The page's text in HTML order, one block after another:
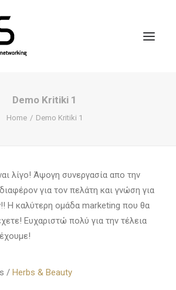
SEARCH
Demo Kritiki 1
Home Demo Kritiki 1
λίγο! Άψογη συνεργασία απο την
για τον πελάτη και γνώση για
Η καλύτερη ομάδα marketing που θα
Ευχαριστώ πολύ για την τέλεια
/ Herbs & Beauty